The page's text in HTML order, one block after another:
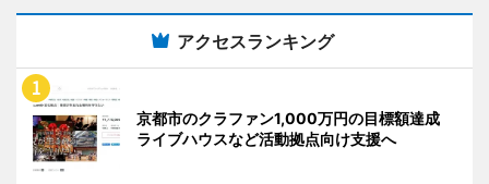
アクセスランキング
京都市のクラファン1,000万円の目標額達成
ライブハウスなど活動拠点向け支援へ